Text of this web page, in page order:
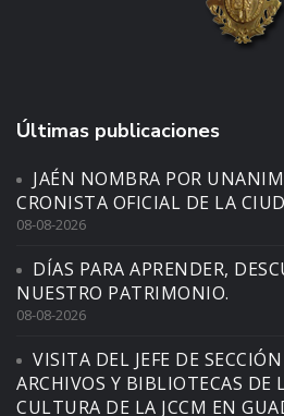
Últimas publicaciones
JAÉN NOMBRA POR
CRONISTA OFICIAL DE LA
08-08-2026
DÍAS PARA APRENDER,
NUESTRO PATRIMONIO.
08-08-2026
VISITA DEL JEFE DE
ARCHIVOS Y BIBLIOTECAS DE
CULTURA DE LA JCCM EN